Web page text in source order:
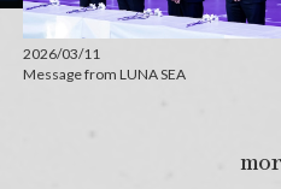
2026/03/11
Message from LUNA SEA